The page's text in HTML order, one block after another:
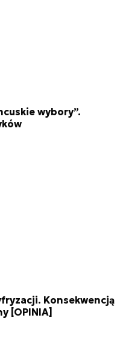
wybory”.
Konsekwencją
[OPINIA]